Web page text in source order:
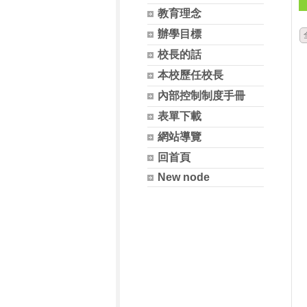
教育理念
辦學目標
校長的話
本校歷任校長
內部控制制度手冊
表單下載
網站導覽
回首頁
New node